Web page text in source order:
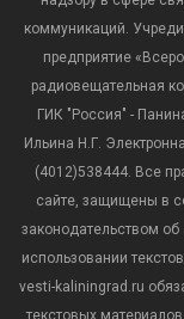
коммуникаций.
предприятие
радиовещательная
ГИК "Россия" -
Ильина Н.Г.
(4012)538444. Все
сайте, защищены в
законодательством
использовании
vesti-kaliningrad.ru
текстовых